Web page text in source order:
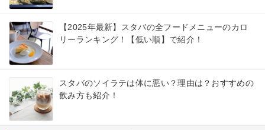
【2025年最新】スタバの全フードメニューのカロ
リーランキング！【低い順】で紹介！
スタバのソイラテは体に悪い？理由は？おすすめの
飲み方も紹介！